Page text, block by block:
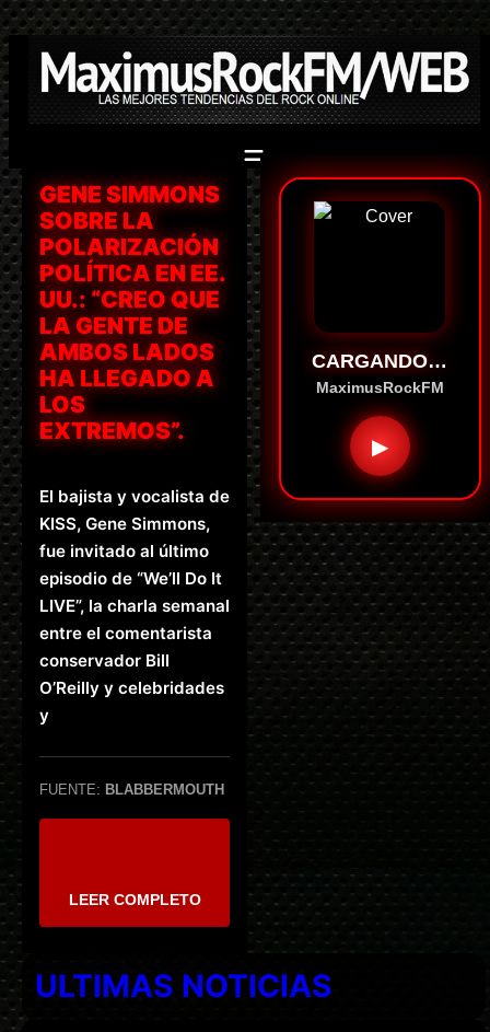
Saltar
al
contenido
GENE SIMMONS
SOBRE LA
POLARIZACIÓN
POLÍTICA EN EE.
UU.: “CREO QUE
LA GENTE DE
AMBOS LADOS
HA LLEGADO A
LOS
EXTREMOS”.
El bajista y vocalista de
KISS, Gene Simmons,
fue invitado al último
episodio de “We’ll Do It
LIVE”, la charla semanal
entre el comentarista
conservador Bill
O’Reilly y celebridades
y
FUENTE: BLABBERMOUTH
LEER COMPLETO
CARGANDO…
MaximusRockFM
▶
ULTIMAS NOTICIAS